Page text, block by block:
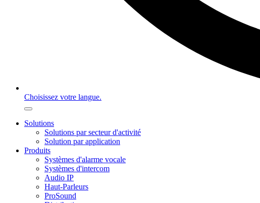
Choisissez votre langue.
Solutions
Solutions par secteur d'activité
Solution par application
Produits
Systèmes d'alarme vocale
Systèmes d'intercom
Audio IP
Haut-Parleurs
ProSound